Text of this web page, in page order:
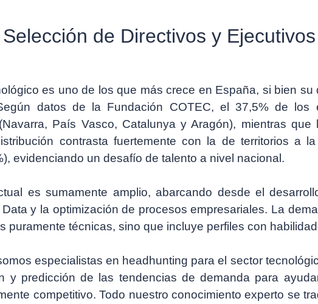
Selección de Directivos y
es uno de los que más crece en España, si bien
datos de la Fundación COTEC, el 37,5% de los
País Vasco, Catalunya y Aragón), mientras
contrasta fuertemente con la de territorios a
evidenciando un desafío de talento a nivel nacional.
es sumamente amplio, abarcando desde el
y la optimización de procesos empresariales. La
puramente técnicas, sino que incluye perfiles con
especialistas en headhunting para el sector
y predicción de las tendencias de demanda para
competitivo.Todo nuestro conocimiento experto se